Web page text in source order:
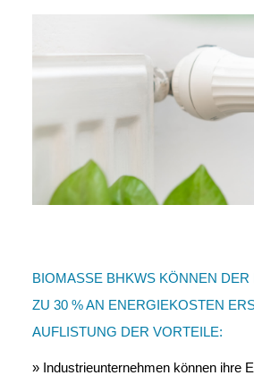
BIOMASSE BHKWS KÖNNEN DER
ZU 30 % AN ENERGIEKOSTEN
AUFLISTUNG DER VORTEILE:
» Industrieunternehmen können ihre